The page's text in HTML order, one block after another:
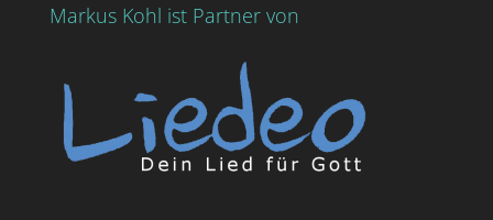
Markus Kohl ist Partner von